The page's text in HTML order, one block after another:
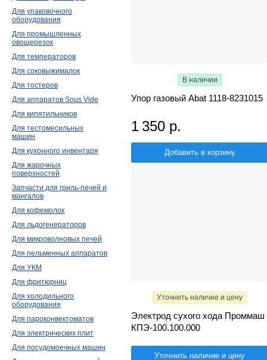
В наличии
Упор газовый Abat 1118-8231015
1 350 р.
Добавить в корзину
Уточнить наличие и цену
Электрод сухого хода Проммаш
КПЭ-100.100.000
Уточнить наличие и цену
Для упаковочного
оборудования
Для промышленных
овощерезок
Для температоров
Для соковыжималок
Для тостеров
Для аппаратов Sous Vide
Для кипятильников
Для тестомесильных
машин
Для кухонного инвентаря
Для жарочных
поверхностей
Запчасти для гриль-печей и
мангалов
Для кофемолок
Для льдогенераторов
Для микроволновых печей
Для пельменных аппаратов
Для УКМ
Для фритюрниц
Для холодильного
оборудования
Для пароконвектоматов
Для электрических плит
Для посудомоечных машин